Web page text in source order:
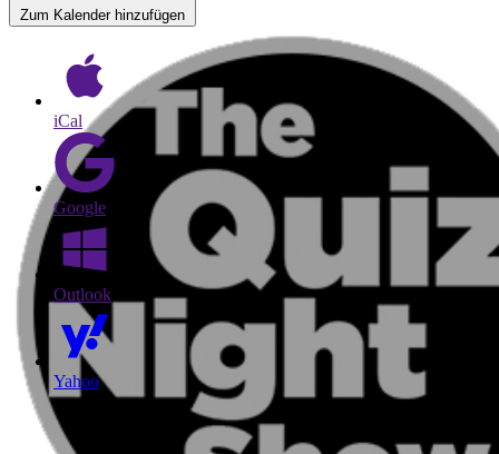
Zum Kalender hinzufügen
iCal
Google
Outlook
Yahoo